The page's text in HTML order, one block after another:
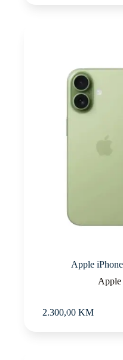
Apple
Apple
2.300,00 KM